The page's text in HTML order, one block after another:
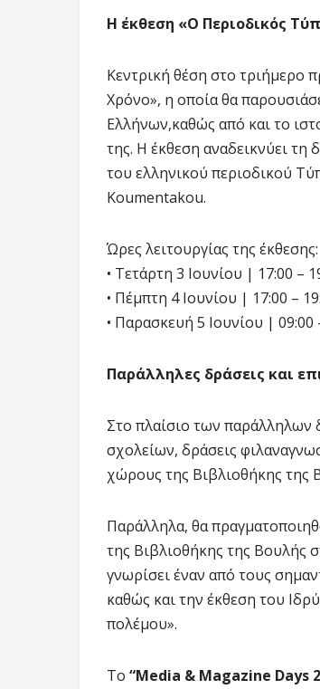
Η έκθεση «Ο Περιοδικός
Κεντρική θέση στο τριήμερο
Χρόνο», η οποία θα
Ελλήνων,καθώς από και το
της. Η έκθεση αναδεικνύει
του ελληνικού περιοδικού
Koumentakou.
Ώρες λειτουργίας της έκθεσης:
• Τετάρτη 3 Ιουνίου | 17:00 –
• Πέμπτη 4 Ιουνίου | 17:00 –
• Παρασκευή 5 Ιουνίου | 09:00
Παράλληλες δράσεις και
Στο πλαίσιο των παράλληλων
σχολείων, δράσεις
χώρους της Βιβλιοθήκης της
Παράλληλα, θα
της Βιβλιοθήκης της Βουλής
γνωρίσει έναν από τους
καθώς και την έκθεση του
πολέμου».
Το “Media & Magazine Days